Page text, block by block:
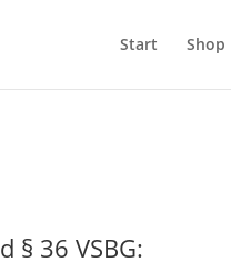
Start Shop
§ 36 VSBG: